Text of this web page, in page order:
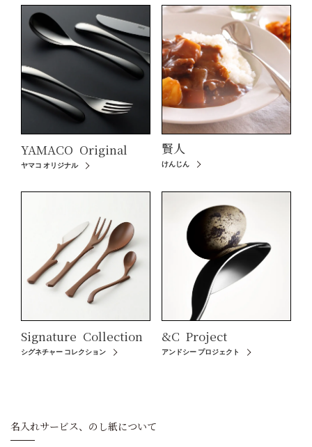
YAMACO Original
ヤマコ オリジナル
賢人
けんじん
Signature Collection
シグネチャー コレクション
&C Project
アンドシー プロジェクト
名入れサービス、のし紙について